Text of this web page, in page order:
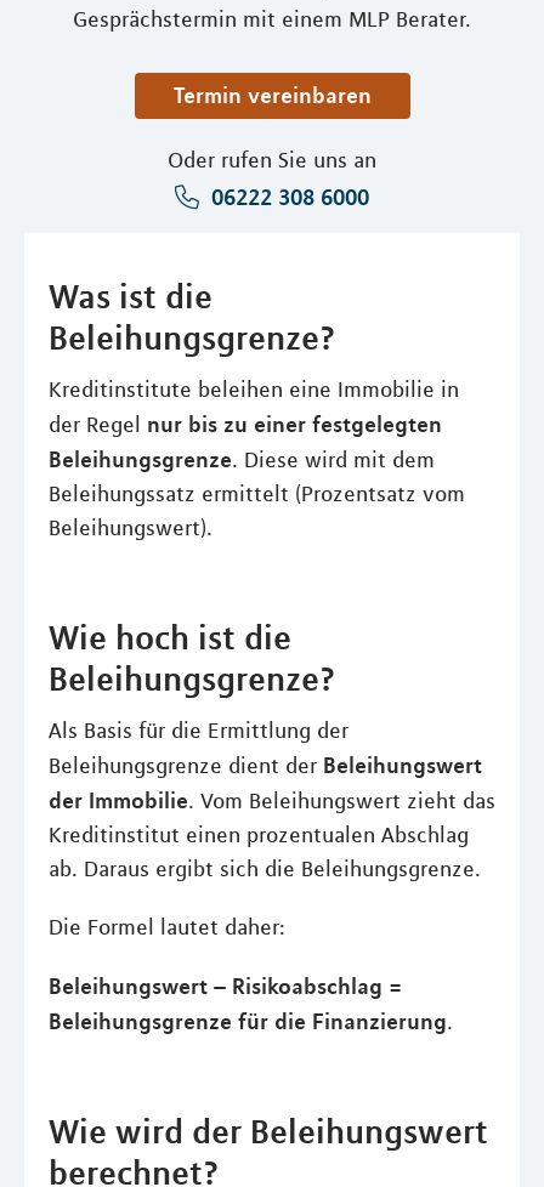
Gesprächstermin mit einem MLP Berater.
Termin vereinbaren
Oder rufen Sie uns an
06222 308 6000
Was ist die
Beleihungsgrenze?
Kreditinstitute beleihen eine Immobilie in
der Regel nur bis zu einer festgelegten
Beleihungsgrenze. Diese wird mit dem
Beleihungssatz ermittelt (Prozentsatz vom
Beleihungswert).
Wie hoch ist die
Beleihungsgrenze?
Als Basis für die Ermittlung der
Beleihungsgrenze dient der Beleihungswert
der Immobilie. Vom Beleihungswert zieht das
Kreditinstitut einen prozentualen Abschlag
ab. Daraus ergibt sich die Beleihungsgrenze.
Die Formel lautet daher:
Beleihungswert – Risikoabschlag =
Beleihungsgrenze für die Finanzierung.
Wie wird der Beleihungswert
berechnet?